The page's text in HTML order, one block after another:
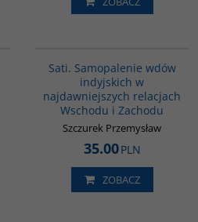
Sati. Samopalenie wdów
indyjskich w
najdawniejszych relacjach
Wschodu i Zachodu
Szczurek Przemysław
35.00PLN
ZOBACZ